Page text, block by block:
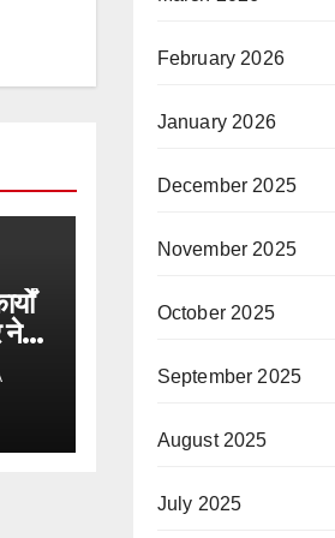
ने
February 2026
January 2026
December 2025
November 2025
October 2025
September 2025
August 2025
July 2025